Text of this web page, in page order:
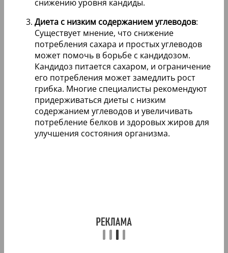
снижению уровня кандиды.
Диета с низким содержанием углеводов:
Существует мнение, что снижение
потребления сахара и простых углеводов
может помочь в борьбе с кандидозом.
Кандидоз питается сахаром, и ограничение
его потребления может замедлить рост
грибка. Многие специалисты рекомендуют
придерживаться диеты с низким
содержанием углеводов и увеличивать
потребление белков и здоровых жиров для
улучшения состояния организма.